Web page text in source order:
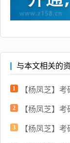
与本文相关的
1 【杨凤芝】
2 【杨凤芝】
3 【杨凤芝】